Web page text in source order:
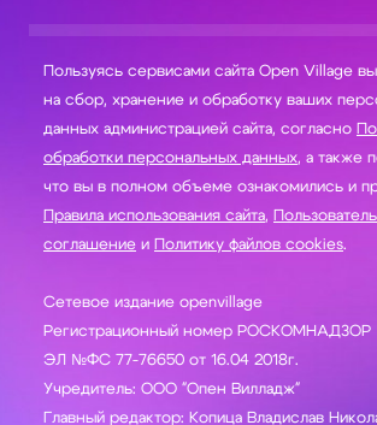
Пользуясь сервисами сайта Open Village
на сбор, хранение и обработку ваших персональных
данных администрацией сайта, согласно
обработки персональных данных, а также
что вы в полном объеме ознакомились и
Правила использования сайта,
соглашение и Политику файлов cookies.
Сетевое издание openvillage
Регистрационный номер РОСКОМНАДЗОР
ЭЛ №ФС 77-76650 от 16.04 2018г.
Учредитель: ООО "Опен Вилладж"
Главный редактор: Копица Владислав